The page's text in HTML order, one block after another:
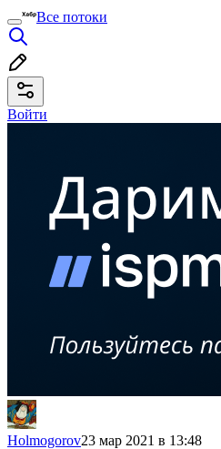
Все потоки
Войти
Holmogorov23 мар 2021 в 13:48